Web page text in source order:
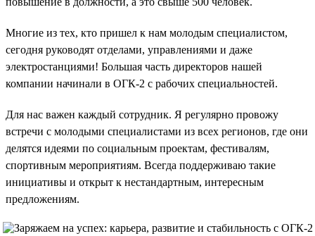
Многие из тех, кто пришел к нам молодым специалистом,
сегодня руководят отделами, управлениями и даже
электростанциями! Большая часть директоров нашей
компании начинали в ОГК-2 с рабочих специальностей.
Для нас важен каждый сотрудник. Я регулярно провожу
встречи с молодыми специалистами из всех регионов, где они
делятся идеями по социальным проектам, фестивалям,
спортивным мероприятиям. Всегда поддерживаю такие
инициативы и открыт к нестандартным, интересным
предложениям.